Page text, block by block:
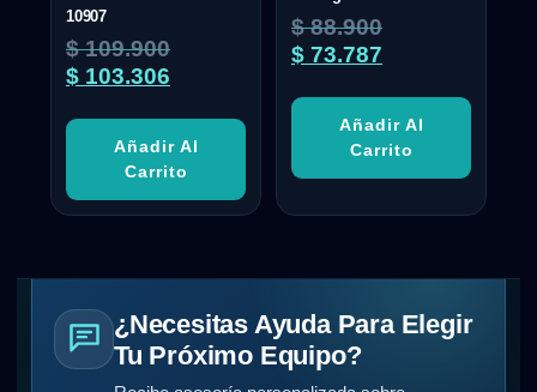
10907
$109.900
$ 103.306
Añadir Al
Carrito
$88.900
$ 73.787
Añadir Al
Carrito
¿Necesitas Ayuda Para Elegir
Tu Próximo Equipo?